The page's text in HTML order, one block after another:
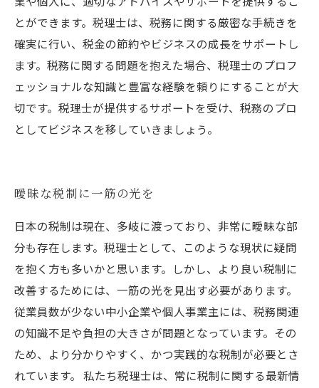
とができます。税理士は、税務に関する厳密な手続きを
確実に行い、税金の節約やビジネスの成長をサポートし
ます。税務に関する問題を抱えた場合、税理士のプロフ
ェッショナルな知識と豊富な経験を頼りにすることが大
切です。税理士が提供するサポートを受け、税務のプロ
としてビジネスを移していきましょう。
曖昧な税制に一筋の光を
日本の税制は現在、多岐に渡っており、非常に曖昧な部
分も存在します。税理士として、このような現状に疑問
を抱く方も多いかと思います。しかし、より良い税制に
改善するためには、一筋の光を見出す必要があります。
従業員数が少ない中小企業や個人事業主には、税務関連
の知識不足や負担の大きさが問題となっています。その
ため、より分かりやすく、かつ実践的な税制が必要とさ
れています。 私たち税理士は、常に税制に関する最新情